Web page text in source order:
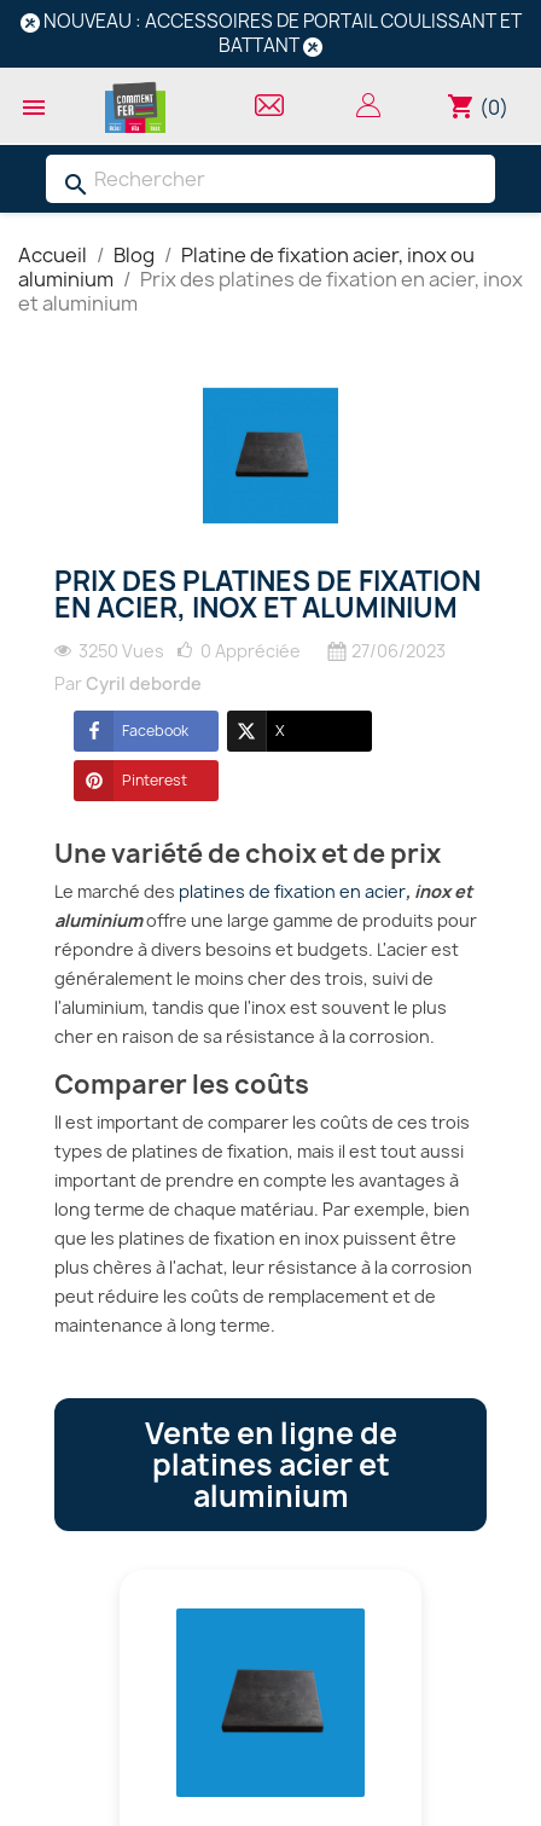
NOUVEAU : ACCESSOIRES DE PORTAIL COULISSANT ET
BATTANT
 shopping_cart (0)
search
Accueil Blog
Platine de fixation acier, inox ou
aluminium
Prix des platines de fixation en acier, inox
et aluminium
PRIX DES PLATINES DE FIXATION
EN ACIER, INOX ET ALUMINIUM
3250 Vues 0 Appréciée
27/06/2023
ParCyril deborde
Facebook X
Pinterest
Une variété de choix et de prix
Le marché des platines de fixation en acier, inox et
aluminiumoffre une large gamme de produits pour
répondre à divers besoins et budgets. L'acier est
généralement le moins cher des trois, suivi de
l'aluminium, tandis que l'inox est souvent le plus
cher en raison de sa résistance à la corrosion.
Comparer les coûts
Il est important de comparer les coûts de ces trois
types de platines de fixation, mais il est tout aussi
important de prendre en compte les avantages à
long terme de chaque matériau. Par exemple, bien
que les platines de fixation en inox puissent être
plus chères à l'achat, leur résistance à la corrosion
peut réduire les coûts de remplacement et de
maintenance à long terme.
Vente en ligne de
platines acier et
aluminium